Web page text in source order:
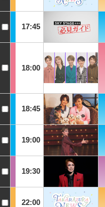
17:45
18:00
18:45
19:00
19:30
22:00